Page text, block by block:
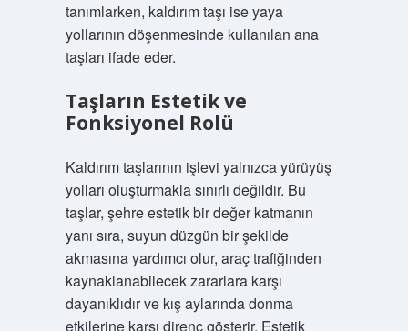
tanımlarken, kaldırım taşı ise yaya
yollarının döşenmesinde kullanılan ana
taşları ifade eder.
Taşların Estetik ve
Fonksiyonel Rolü
Kaldırım taşlarının işlevi yalnızca yürüyüş
yolları oluşturmakla sınırlı değildir. Bu
taşlar, şehre estetik bir değer katmanın
yanı sıra, suyun düzgün bir şekilde
akmasına yardımcı olur, araç trafiğinden
kaynaklanabilecek zararlara karşı
dayanıklıdır ve kış aylarında donma
etkilerine karşı direnç gösterir. Estetik